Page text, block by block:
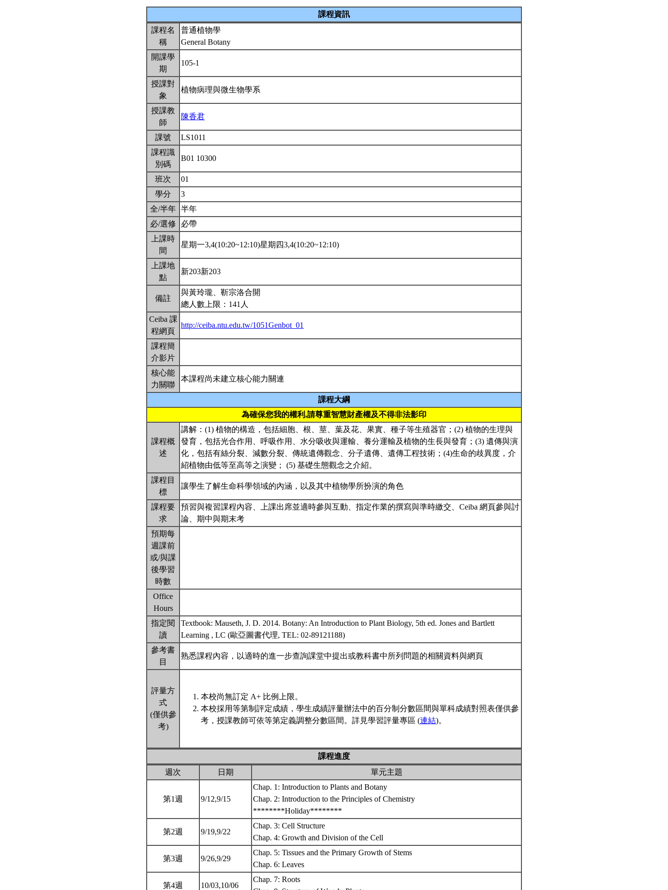
課程資訊
課程名
稱
普通植物學
General Botany
開課學
期
105-1
授課對
象
植物病理與微生物學系
授課教
師
陳香君
課號
LS1011
課程識
別碼
B01 10300
班次
01
學分
3
全/半年 半年
必/選修
必帶
上課時
間
星期一3,4(10:20~12:10)星期四3,4(10:20~12:10)
上課地
點
新203新203
備註
與黃玲瓏、靳宗洛合開
總人數上限：141人
Ceiba 課
程網頁
http://ceiba.ntu.edu.tw/1051Genbot_01
課程簡
介影片
核心能
力關聯
本課程尚未建立核心能力關連
課程大綱
為確保您我的權利,請尊重智慧財產權及不得非法影印
課程概
述
講解：(1) 植物的構造，包括細胞、根、莖、葉及花、果實、種子等生殖器官；(2) 植物的生理與
發育，包括光合作用、呼吸作用、水分吸收與運輸、養分運輸及植物的生長與發育；(3) 遺傳與演
化，包括有絲分裂、減數分裂、傳統遺傳觀念、分子遺傳、遺傳工程技術；(4)生命的歧異度，介
紹植物由低等至高等之演變； (5) 基礎生態觀念之介紹。
課程目
標
讓學生了解生命科學領域的內涵，以及其中植物學所扮演的角色
課程要
求
預習與複習課程內容、上課出席並適時參與互動、指定作業的撰寫與準時繳交、Ceiba 網頁參與討
論、期中與期末考
預期每
週課前
或/與課
後學習
時數
Office
Hours
指定閱
讀
Textbook: Mauseth, J. D. 2014. Botany: An Introduction to Plant Biology, 5th ed. Jones and Bartlett
Learning , LC (歐亞圖書代理, TEL: 02-89121188)
參考書
目
熟悉課程內容，以適時的進一步查詢課堂中提出或教科書中所列問題的相關資料與網頁
評量方
式
(僅供參
考)
本校尚無訂定 A+ 比例上限。
本校採用等第制評定成績，學生成績評量辦法中的百分制分數區間與單科成績對照表僅供參
考，授課教師可依等第定義調整分數區間。詳見學習評量專區 (連結)。
課程進度
週次
日期 單元主題
第1週 9/12,9/15
Chap. 1: Introduction to Plants and Botany
Chap. 2: Introduction to the Principles of Chemistry
********Holiday********
第2週 9/19,9/22
Chap. 3: Cell Structure
Chap. 4: Growth and Division of the Cell
第3週 9/26,9/29
Chap. 5: Tissues and the Primary Growth of Stems
Chap. 6: Leaves
第4週 10/03,10/06
Chap. 7: Roots